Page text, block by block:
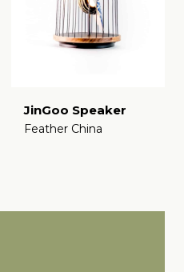
JinGoo Speaker
Feather China